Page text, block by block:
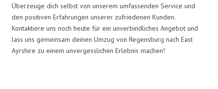
Überzeuge dich selbst von unserem umfassenden Service und
den positiven Erfahrungen unserer zufriedenen Kunden.
Kontaktiere uns noch heute für ein unverbindliches Angebot und
lass uns gemeinsam deinen Umzug von Regensburg nach East
Ayrshire zu einem unvergesslichen Erlebnis machen!